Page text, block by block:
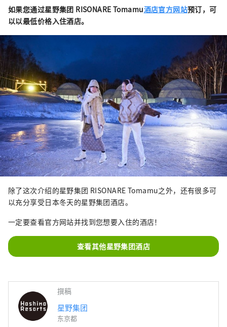
如果您通过星野集团 RISONARE Tomamu酒店官方网站预订，可
以以最低价格入住酒店。
除了这次介绍的星野集团 RISONARE Tomamu之外，还有很多可
以充分享受日本冬天的星野集团酒店。
一定要查看官方网站并找到您想要入住的酒店！
查看其他星野集团酒店
撰稿
星野集团
东京都